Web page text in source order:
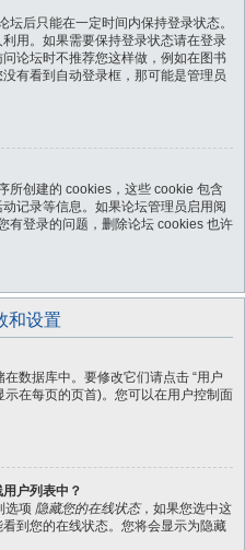
坛后只能在一定时间内保持登录状态。
用。如果需要保持登录状态请在登录
论坛时不推荐您这样做，例如在图书
有看到自动登录框，那可能是管理员
所创建的 cookies，这些 cookie 包含
记录等信息。如果论坛管理员启用阅
有登录的问题，删除论坛 cookies 也许
和设置
数据库中。要修改它们请点击 “用户
在每页的页首)。您可以在用户控制面
户列表中？
选项 隐藏您的在线状态，如果您选中这
到您的在线状态。您将会显示为隐藏